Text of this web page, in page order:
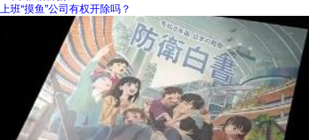
上班“摸鱼”公司有权开除吗？